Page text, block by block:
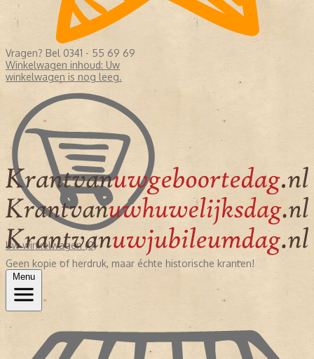
Vragen? Bel 0341 - 55 69 69
Winkelwagen inhoud: Uw
winkelwagen is nog leeg.
Uw winkelwagen (0)
Geen kopie of herdruk, maar échte historische kranten!
Menu